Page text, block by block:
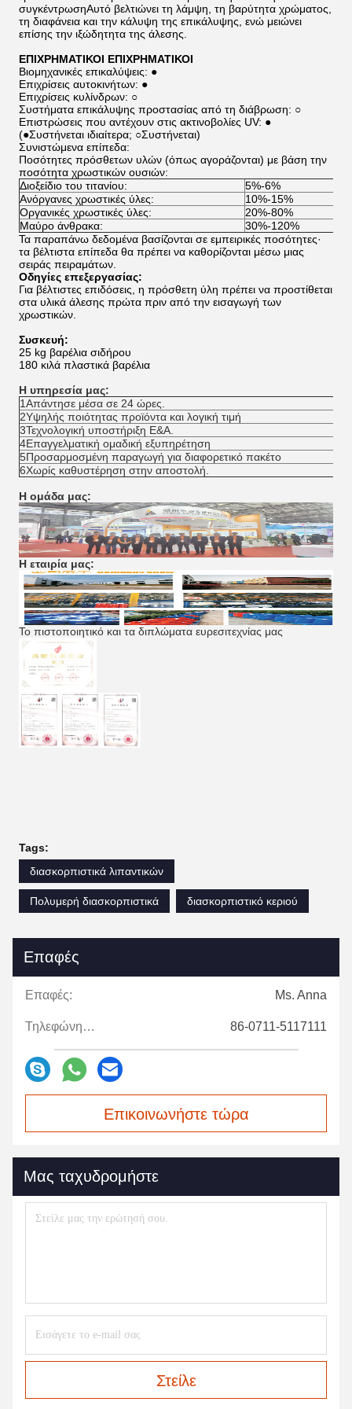
συγκέντρωσηΑυτό βελτιώνει τη λάμψη, τη βαρύτητα χρώματος,
τη διαφάνεια και την κάλυψη της επικάλυψης, ενώ μειώνει
επίσης την ιξώδητητα της άλεσης.
ΕΠΙΧΡΗΜΑΤΙΚΟΙ ΕΠΙΧΡΗΜΑΤΙΚΟΙ
Βιομηχανικές επικαλύψεις: ●
Επιχρίσεις αυτοκινήτων: ●
Επιχρίσεις κυλίνδρων: ○
Συστήματα επικάλυψης προστασίας από τη διάβρωση: ○
Επιστρώσεις που αντέχουν στις ακτινοβολίες UV: ●
(●Συστήνεται ιδιαίτερα; ○Συστήνεται)
Συνιστώμενα επίπεδα:
Ποσότητες πρόσθετων υλών (όπως αγοράζονται) με βάση την
ποσότητα χρωστικών ουσιών:
Διοξείδιο του τιτανίου:
5%-6%
Ανόργανες χρωστικές ύλες:
10%-15%
Οργανικές χρωστικές ύλες:
20%-80%
Μαύρο άνθρακα:
30%-120%
Τα παραπάνω δεδομένα βασίζονται σε εμπειρικές ποσότητες·
τα βέλτιστα επίπεδα θα πρέπει να καθορίζονται μέσω μιας
σειράς πειραμάτων.
Οδηγίες επεξεργασίας:
Για βέλτιστες επιδόσεις, η πρόσθετη ύλη πρέπει να προστίθεται
στα υλικά άλεσης πρώτα πριν από την εισαγωγή των
χρωστικών.
Συσκευή:
25 kg βαρέλια σιδήρου
180 κιλά πλαστικά βαρέλια
Η υπηρεσία μας:
1Απάντησε μέσα σε 24 ώρες.
2Υψηλής ποιότητας προϊόντα και λογική τιμή
3Τεχνολογική υποστήριξη Ε&Α.
4Επαγγελματική ομαδική εξυπηρέτηση
5Προσαρμοσμένη παραγωγή για διαφορετικό πακέτο
6Χωρίς καθυστέρηση στην αποστολή.
Η ομάδα μας:
Η εταιρία μας:
Το πιστοποιητικό και τα διπλώματα ευρεσιτεχνίας μας
Tags:
διασκορπιστικά λιπαντικών
Πολυμερή διασκορπιστικά διασκορπιστικό κεριού
Επαφές
Επαφές: Ms. Anna
Τηλεφώνημα: 86-0711-5117111
Επικοινωνήστε τώρα
Μας ταχυδρομήστε
Στείλε